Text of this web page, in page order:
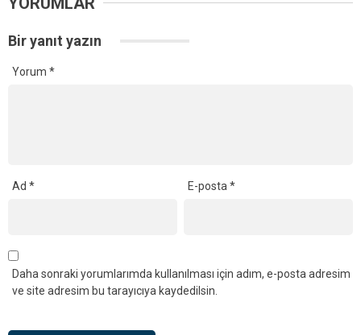
Bir yanıt yazın
Yorum *
Ad * E-posta*
Daha sonraki yorumlarımda kullanılması için adım, e-posta adresim
ve site adresim bu tarayıcıya kaydedilsin.